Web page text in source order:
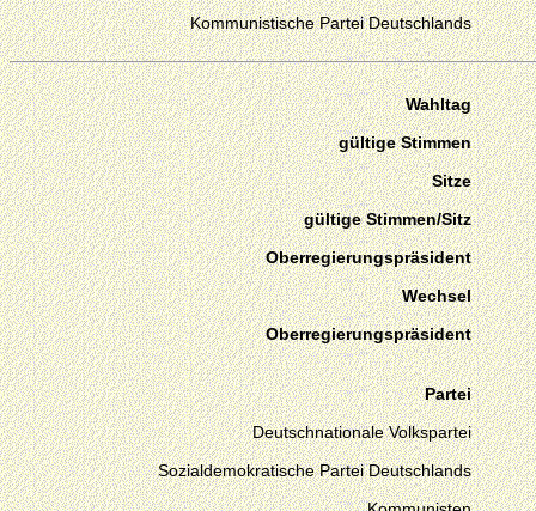
Kommunistische Partei Deutschlands
Wahltag
gültige Stimmen
Sitze
gültige Stimmen/Sitz
Oberregierungspräsident
Wechsel
Oberregierungspräsident
Partei
Deutschnationale Volkspartei
Sozialdemokratische Partei Deutschlands